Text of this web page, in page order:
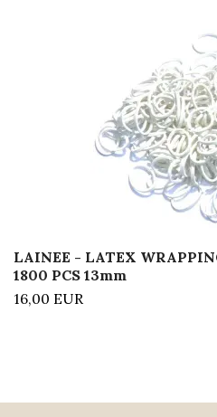
LAINEE - LATEX
1800 PCS 13mm
16,00 EUR